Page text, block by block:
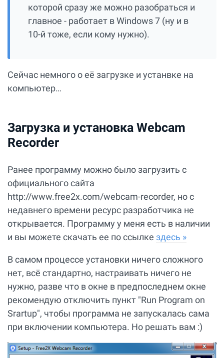
которой сразу же можно разобраться и
главное - работает в Windows 7 (ну и в
10-й тоже, если кому нужно).
Сейчас немного о её загрузке и устанвке на
компьютер…
Загрузка и установка Webcam
Recorder
Ранее программу можно было загрузить с
официального сайта
http://www.free2x.com/webcam-recorder, но с
недавнего времени ресурс разработчика не
открывается. Программу у меня есть в наличии
и вы можете скачать ее по ссылке здесь »
В самом процессе установки ничего сложного
нет, всё стандартно, настраивать ничего не
нужно, разве что в окне в предпоследнем окне
рекомендую отключить пункт "Run Program on
Srartup", чтобы программа не запускалась сама
при включении компьютера. Но решать вам :)